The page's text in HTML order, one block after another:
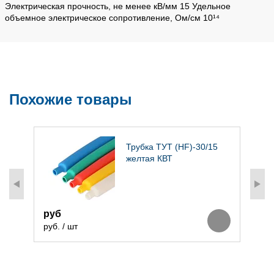
Электрическая прочность, не менее кВ/мм 15 Удельное
объемное электрическое сопротивление, Ом/см 10¹⁴
Похожие товары
Трубка ТУТ (HF)-30/15
желтая КВТ
руб
руб. / шт